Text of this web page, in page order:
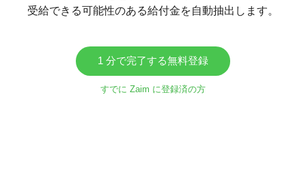
受給できる可能性のある給付金を自動抽出します。
1 分で完了する無料登録
すでに Zaim に登録済の方